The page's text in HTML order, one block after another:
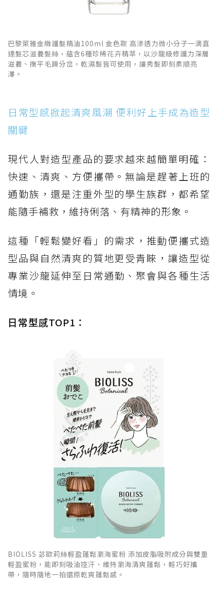
巴黎萊雅金緻護髮精油100ml 金色款 高滲透力微小分子一滴直
達髮芯滋養髮絲，蘊含6種珍稀花卉精萃，以沙龍級修護力深層
滋養、撫平毛躁分岔，乾濕髮皆可使用，讓秀髮即刻柔順亮
澤。
日常型感掀起清爽風潮 便利好上手成為造型
關鍵
現代人對造型產品的要求越來越簡單明確：
快速、清爽、方便攜帶。無論是趕著上班的
通勤族，還是注重外型的學生族群，都希望
能隨手補救，維持俐落、有精神的形象。
這種「輕鬆變好看」的需求，推動便攜式造
型品與自然清爽的質地更受青睞，讓造型從
專業沙龍延伸至日常通勤、聚會與各種生活
情境。
日常型感TOP1：
BIOLISS 苾歐莉絲輕盈蓬鬆瀏海蜜粉 添加皮脂吸附成分與雙重
輕盈蜜粉，能即刻吸油控汗、維持瀏海清爽蓬鬆，輕巧好攜
帶，隨時隨地一拍還原乾爽蓬鬆感。